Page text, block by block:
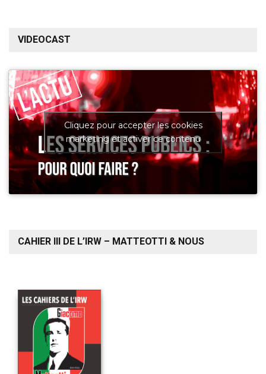
VIDEOCAST
Cliquez pour accepter les cookies
marketing et activer ce contenu
CAHIER III DE L’IRW – MATTEOTTI & NOUS